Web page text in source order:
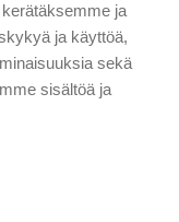
ja
ja käyttöä,
sekä
sisältöä ja